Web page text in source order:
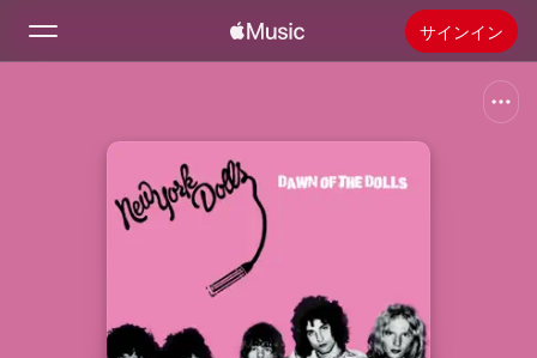
サインイン
新着おすすめ
Apple Musicをインストール